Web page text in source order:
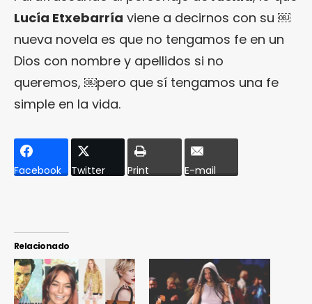
Lucía Etxebarría viene a decirnos con su ￼
nueva novela es que no tengamos fe en un
Dios con nombre y apellidos si no
queremos, ￼pero que sí tengamos una fe
simple en la vida.
Facebook Twitter Print E-mail
Relacionado